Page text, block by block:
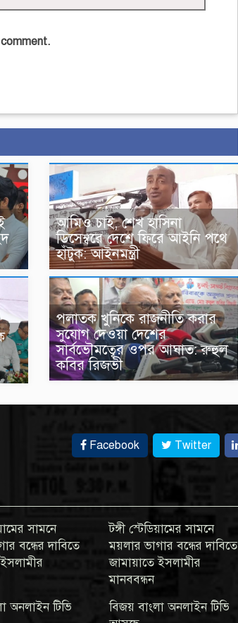
আমিও চাই, শেখ হাসিনা
ডিসেম্বরে দেশে ফিরে আইনি পথে
হাঁটুক: আইনমন্ত্রী
পলাতক খুনিকে রাজনীতি করার
সুযোগ দেওয়া দেশের
সার্বভৌমত্বের ওপর আঘাত: রুহুল
কবির রিজভী
Facebook Twitter
সামনে
বন্ধের দাবিতে
অনলাইন টিভি
টঙ্গী স্টেডিয়ামের সামনে
ময়লার ভাগার বন্ধের দাবিতে
জামায়াতে ইসলামীর
মানববন্ধন
বিজয় বাংলা অনলাইন টিভি